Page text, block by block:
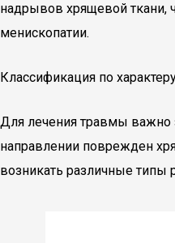
надрывов хрящевой ткани,
менископатии.
Классификация по
Для лечения травмы важно
направлении поврежден
возникать различные типы